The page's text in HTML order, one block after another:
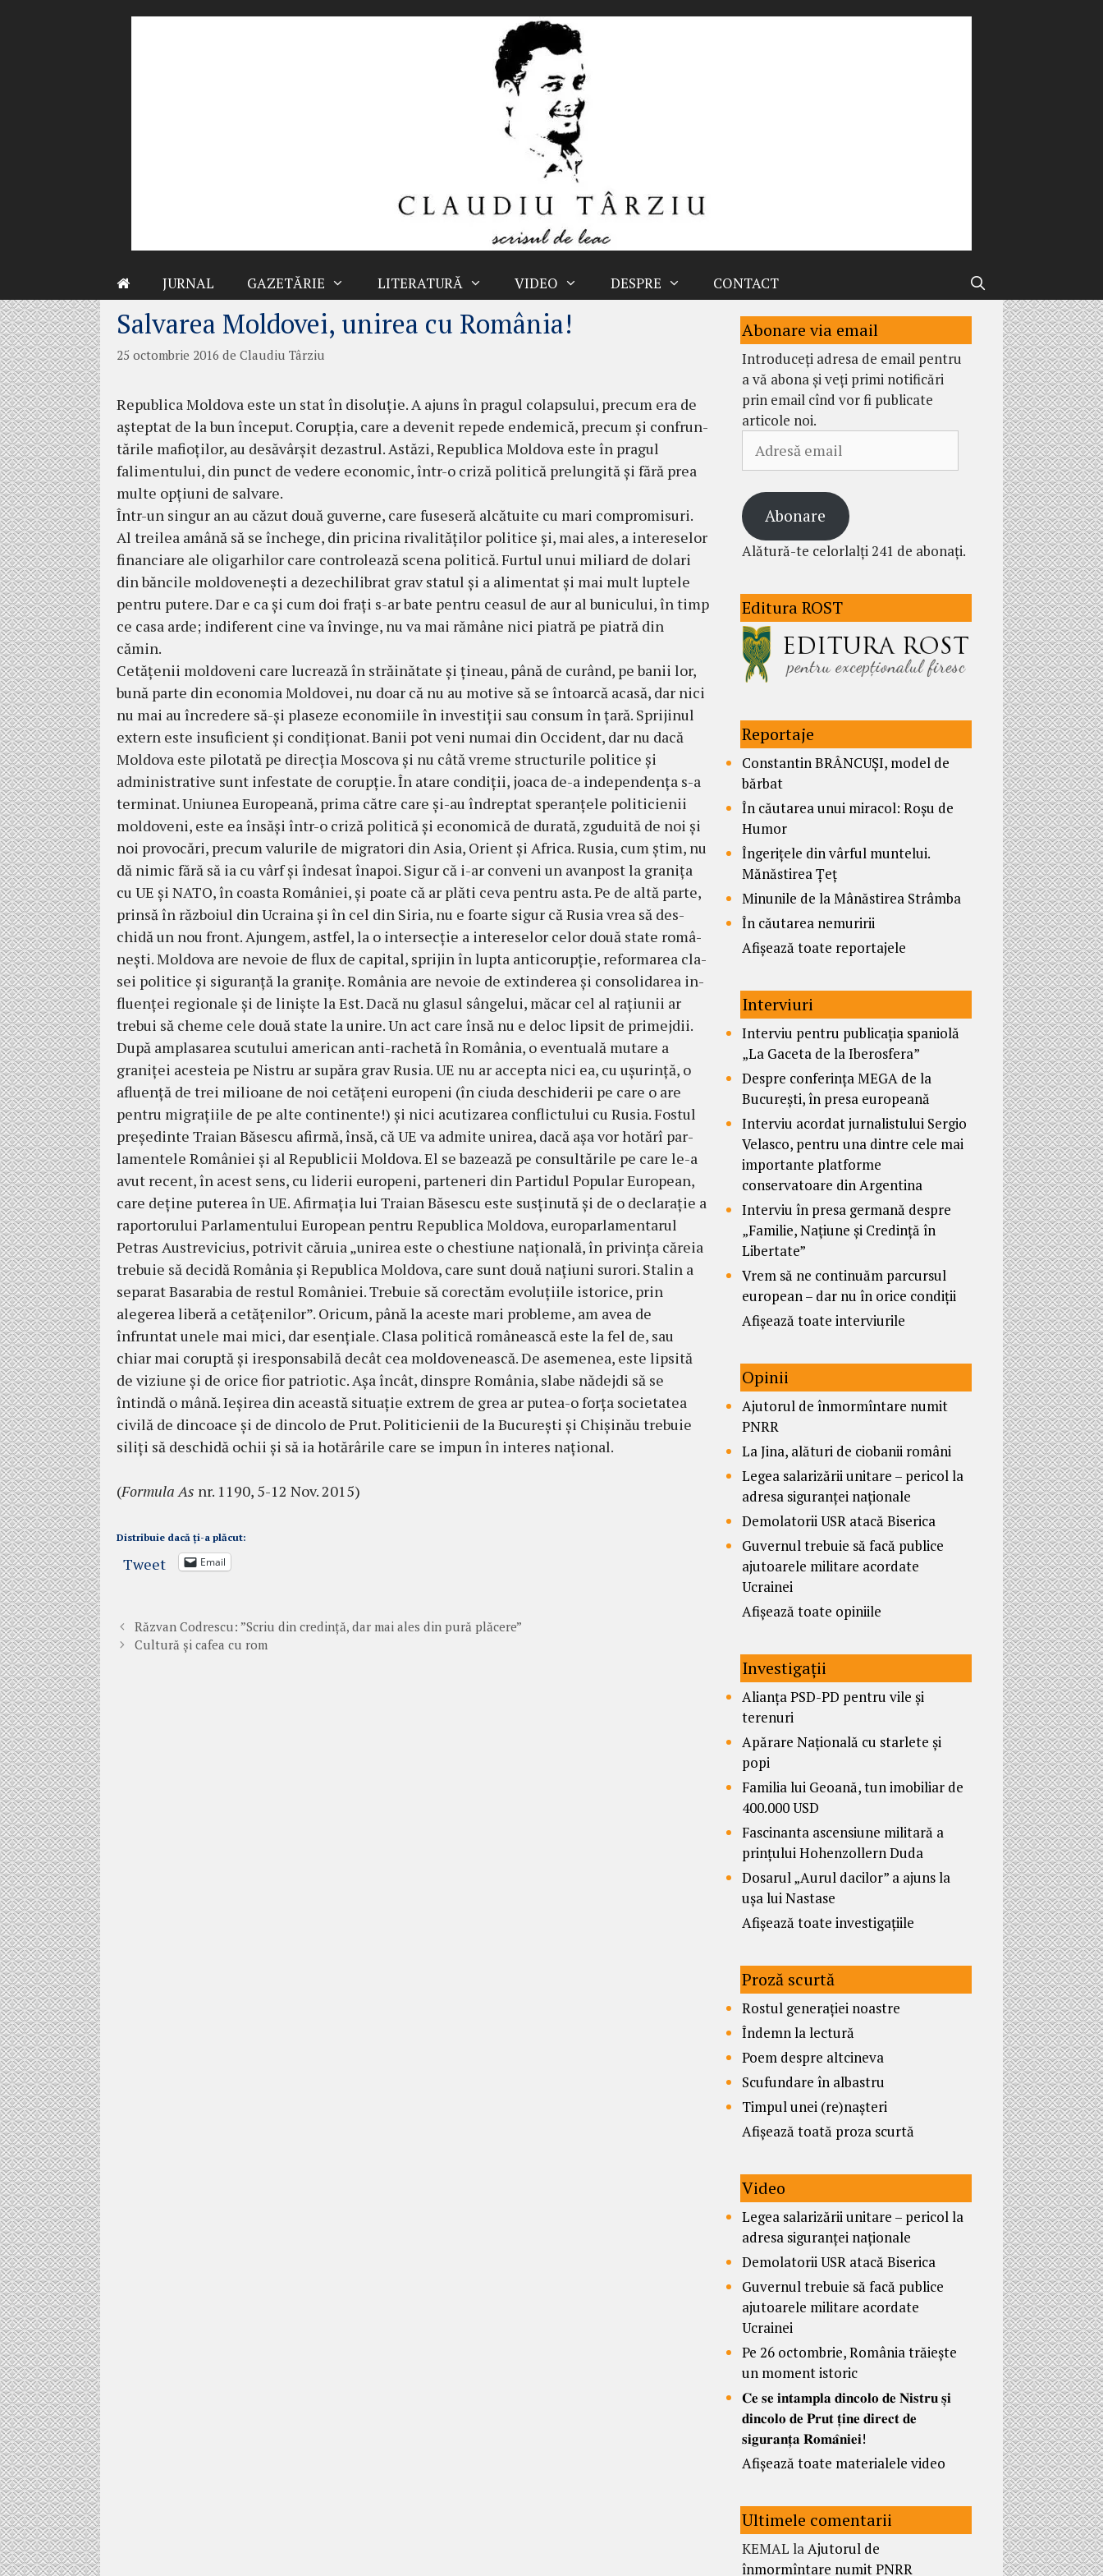
JURNAL GAZETĂRIE LITERATURĂ VIDEO DESPRE CONTACT
Salvarea Moldovei, unirea cu România!
25 octombrie 2016 de Claudiu Târziu
Republica Moldova este un stat în di­so­lu­ţie. A ajuns în pragul colapsului, precum era de
aşteptat de la bun început. Corupţia, care a de­venit repede endemică, precum şi con­frun­
tă­rile mafioţilor, au desăvârşit dezas­trul. As­tăzi, Republica Moldova este în pra­gul
falimentului, din punct de vedere econo­mic, într-o criză politică prelungită şi fără prea
multe opţiuni de salvare.
Într-un singur an au căzut două guverne, care fuseseră alcătuite cu mari compro­mi­suri.
Al treilea amână să se închege, din pri­cina rivalităţilor politice şi, mai ales, a inte­re­selor
financiare ale oligarhilor care con­trolează scena politică. Furtul unui miliard de dolari
din băncile moldoveneşti a deze­chi­­li­brat grav statul şi a alimentat şi mai mult luptele
pentru putere. Dar e ca şi cum doi fraţi s-ar bate pentru ceasul de aur al bu­ni­cului, în timp
ce casa arde; indiferent cine va învinge, nu va mai rămâne nici piatră pe piatră din
cămin.
Cetăţenii moldoveni care lucrează în stră­inătate şi ţineau, până de curând, pe banii lor,
bună parte din economia Moldovei, nu doar că nu au motive să se întoarcă acasă, dar nici
nu mai au încredere să-şi plaseze economiile în investiţii sau consum în ţară. Spri­jinul
extern este insuficient şi condi­ţio­nat. Banii pot veni numai din Occi­dent, dar nu dacă
Moldova este pilotată pe direcţia Mos­cova şi nu câtă vreme struc­turile po­litice şi
administrative sunt infes­tate de co­rupţie. În atare condiţii, joaca de-a indepen­denţa s-a
ter­minat. Uniunea Europeană, pri­ma către care şi-au îndreptat speranţele poli­ti­cienii
mol­doveni, este ea însăşi într-o criză politică şi economică de durată, zgu­duită de noi şi
noi provocări, precum valu­rile de mi­gratori din Asia, Orient şi Africa. Rusia, cum ştim, nu
dă nimic fără să ia cu vârf şi îndesat înapoi. Sigur că i-ar conveni un avanpost la graniţa
cu UE şi NATO, în coasta României, şi poa­te că ar plăti ceva pentru asta. Pe de altă parte,
prinsă în războiul din Ucraina şi în cel din Siria, nu e foarte sigur că Rusia vrea să des­
chidă un nou front. Ajungem, astfel, la o inter­secţie a intereselor celor două state româ­
neşti. Moldova are nevoie de flux de capital, sprijin în lupta anti­co­rupţie, re­for­marea cla­
sei politice şi siguranţă la gra­niţe. Ro­mâ­nia are nevoie de extinderea şi consolidarea in­
fluenţei regionale şi de linişte la Est. Dacă nu glasul sângelui, măcar cel al raţiunii ar
trebui să cheme cele două state la unire. Un act care însă nu e deloc lip­sit de pri­mejdii.
După amplasarea scutului ameri­can anti-rachetă în România, o even­tua­lă mu­tare a
graniţei acesteia pe Nistru ar su­pă­ra grav Rusia. UE nu ar accepta nici ea, cu uşurinţă, o
afluenţă de trei milioane de noi cetăţeni eu­ropeni (în ciuda deschiderii pe care o are
pentru migraţiile de pe alte con­ti­nente!) şi nici acutizarea conflictului cu Ru­sia. Fostul
preşedinte Traian Băsescu afir­­mă, însă, că UE va admite unirea, dacă aşa vor hotărî par­
lamentele României şi al Re­­­pu­blicii Mol­dova. El se bazează pe consul­­tările pe care le-a
avut recent, în acest sens, cu liderii eu­ropeni, parteneri din Par­tidul Popular Eu­ro­pean,
care deţine puterea în UE. Afirmaţia lui Traian Băsescu este sus­­ţi­nută şi de o de­claraţie a
raportorului Parla­men­tului Eu­ro­pean pentru Republica Mol­dova, europarla­men­tarul
Petras Austre­vi­cius, po­tri­vit căruia „unirea este o ches­tiune naţio­nală, în pri­vinţa căreia
trebuie să decidă România şi Republica Moldova, care sunt două naţiuni surori. Stalin a
separat Ba­sa­rabia de restul României. Trebuie să corec­tăm evoluţiile istorice, prin
alegerea liberă a cetăţenilor”. Oricum, până la aceste mari probleme, am avea de
înfruntat unele mai mici, dar esen­ţia­le. Clasa politică românească este la fel de, sau
chiar mai coruptă şi iresponsabilă de­cât cea moldo­ve­nească. De asemenea, este lipsită
de viziune şi de orice fior pa­tri­otic. Aşa încât, dinspre România, slabe nă­dejdi să se
întindă o mână. Ieşirea din aceas­tă situaţie extrem de grea ar putea-o forţa societatea
civilă de dincoace şi de dincolo de Prut. Politicienii de la Bucu­reşti şi Chi­şinău trebuie
siliţi să deschidă ochii şi să ia hotărârile care se impun în interes naţional.
(Formula As nr. 1190, 5-12 Nov. 2015)
Distribuie dacă ți-a plăcut:
Tweet Email
Răzvan Codrescu: ”Scriu din credință, dar mai ales din pură plăcere”
Cultură şi cafea cu rom
Abonare via email
Introduceți adresa de email pentru
a vă abona și veți primi notificări
prin email cînd vor fi publicate
articole noi.
email
Abonare
Alătură-te celorlalți 241 de abonați.
Editura ROST
Reportaje
Constantin BRÂNCUȘI, model de
bărbat
În căutarea unui miracol: Roșu de
Humor
Îngerițele din vârful muntelui.
Mănăstirea Țeț
Minunile de la Mânăstirea Strâmba
În căutarea nemuririi
Afișează toate reportajele
Interviuri
Interviu pentru publicația spaniolă
„La Gaceta de la Iberosfera”
Despre conferința MEGA de la
București, în presa europeană
Interviu acordat jurnalistului Sergio
Velasco, pentru una dintre cele mai
importante platforme
conservatoare din Argentina
Interviu în presa germană despre
„Familie, Națiune și Credință în
Libertate”
Vrem să ne continuăm parcursul
european – dar nu în orice condiții
Afișează toate interviurile
Opinii
Ajutorul de înmormîntare numit
PNRR
La Jina, alături de ciobanii români
Legea salarizării unitare – pericol la
adresa siguranței naționale
Demolatorii USR atacă Biserica
Guvernul trebuie să facă publice
ajutoarele militare acordate
Ucrainei
Afișează toate opiniile
Investigații
Alianța PSD-PD pentru vile și
terenuri
Apărare Națională cu starlete și
popi
Familia lui Geoană, tun imobiliar de
400.000 USD
Fascinanta ascensiune militară a
prințului Hohenzollern Duda
Dosarul „Aurul dacilor” a ajuns la
ușa lui Nastase
Afișează toate investigațiile
Proză scurtă
Rostul generației noastre
Îndemn la lectură
Poem despre altcineva
Scufundare în albastru
Timpul unei (re)nașteri
Afișează toată proza scurtă
Video
Legea salarizării unitare – pericol la
adresa siguranței naționale
Demolatorii USR atacă Biserica
Guvernul trebuie să facă publice
ajutoarele militare acordate
Ucrainei
Pe 26 octombrie, România trăiește
un moment istoric
𝐂𝐞 𝐬𝐞 𝐢𝐧𝐭𝐚𝐦𝐩𝐥𝐚 𝐝𝐢𝐧𝐜𝐨𝐥𝐨 𝐝𝐞 𝐍𝐢𝐬𝐭𝐫𝐮 𝐬̦𝐢
𝐝𝐢𝐧𝐜𝐨𝐥𝐨 𝐝𝐞 𝐏𝐫𝐮𝐭 𝐭̦𝐢𝐧𝐞 𝐝𝐢𝐫𝐞𝐜𝐭 𝐝𝐞
𝐬𝐢𝐠𝐮𝐫𝐚𝐧𝐭̦𝐚 𝐑𝐨𝐦𝐚̂𝐧𝐢𝐞𝐢!
Afișează toate materialele video
Ultimele comentarii
KEMAL laAjutorul de
înmormîntare numit PNRR